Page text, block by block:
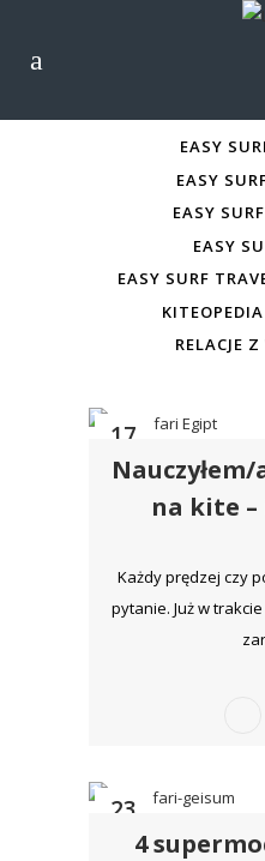
EASY
EASY
EASY
EASY
EASY SURF
KITEOPEDIA
RELACJE
17
cze
na kite –
Każdy prędzej czy
pytanie. Już w
23
4